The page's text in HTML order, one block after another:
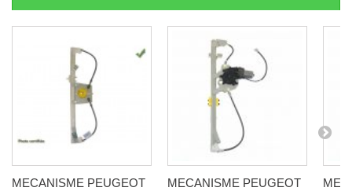
MECANISME PEUGEOT
MECANISME PEUGEOT